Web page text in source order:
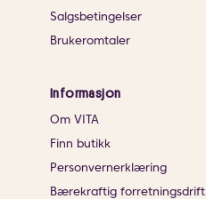
Salgsbetingelser
Brukeromtaler
Informasjon
Om VITA
Finn butikk
Personvernerklæring
Bærekraftig forretningsdrift